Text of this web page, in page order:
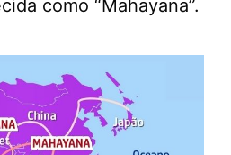
como “Mahayana”.